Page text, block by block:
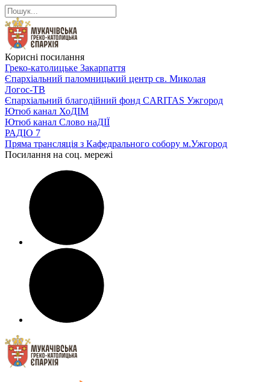
Корисні посилання
Греко-католицьке Закарпаття
Єпархіальний паломницький центр св. Миколая
Логос-ТВ
Єпархіальний благодійний фонд CARITAS Ужгород
Ютюб канал ХоДІМ
Ютюб канал Слово наДІЇ
РАДІО 7
Пряма трансляція з Кафедрального собору м.Ужгород
Посилання на соц. мережі